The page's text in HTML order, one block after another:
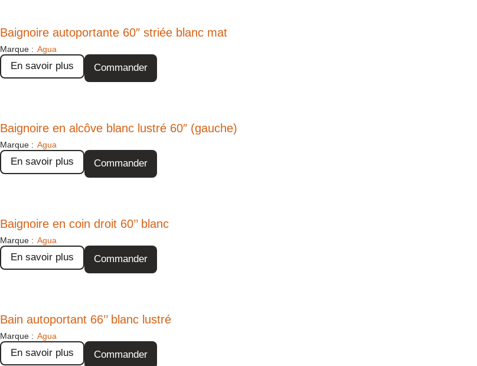
Baignoire autoportante 60″ striée blanc mat
Marque : Agua
En savoir plus Commander
Baignoire en alcôve blanc lustré 60″ (gauche)
Marque : Agua
En savoir plus Commander
Baignoire en coin droit 60’’ blanc
Marque : Agua
En savoir plus Commander
Bain autoportant 66’’ blanc lustré
Marque : Agua
En savoir plus Commander